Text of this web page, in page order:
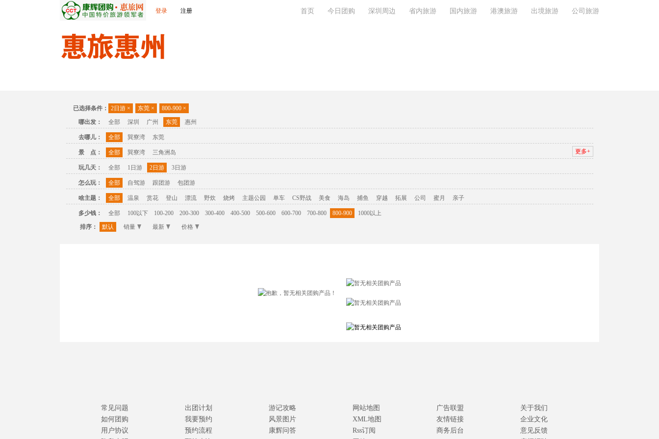
登录 注册 首页 今日团购 深圳周边 省内旅游 国内旅游 港澳旅游 出境旅游 公司旅游
已选择条件： 2日游 × 东莞 × 800-900 ×
哪出发：
全部 深圳 广州 东莞 惠州
去哪儿： 全部 巽寮湾 东莞
景 点： 全部 巽寮湾 三角洲岛 更多+
玩几天： 全部 1日游 2日游 3日游
怎么玩： 全部 自驾游 跟团游 包团游
啥主题： 全部 温泉 赏花 登山 漂流 野炊 烧烤 主题公园 单车 CS野战 美食 海岛 捕鱼 穿越 拓展 公司 蜜月 亲子
多少钱： 全部 100以下 100-200 200-300 300-400 400-500 500-600 600-700 700-800 800-900
1000以上
排序：
默认 销量 最新 价格
常见问题
如何团购
用户协议
出团计划
我要预约
预约流程
游记攻略
风景图片
康辉问答
网站地图
XML地图
Rss订阅
广告联盟
友情链接
商务后台
关于我们
企业文化
意见反馈